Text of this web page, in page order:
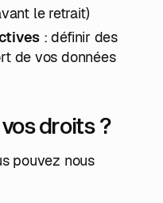
le retrait)
: définir des
de vos données
droits ?
pouvez nous